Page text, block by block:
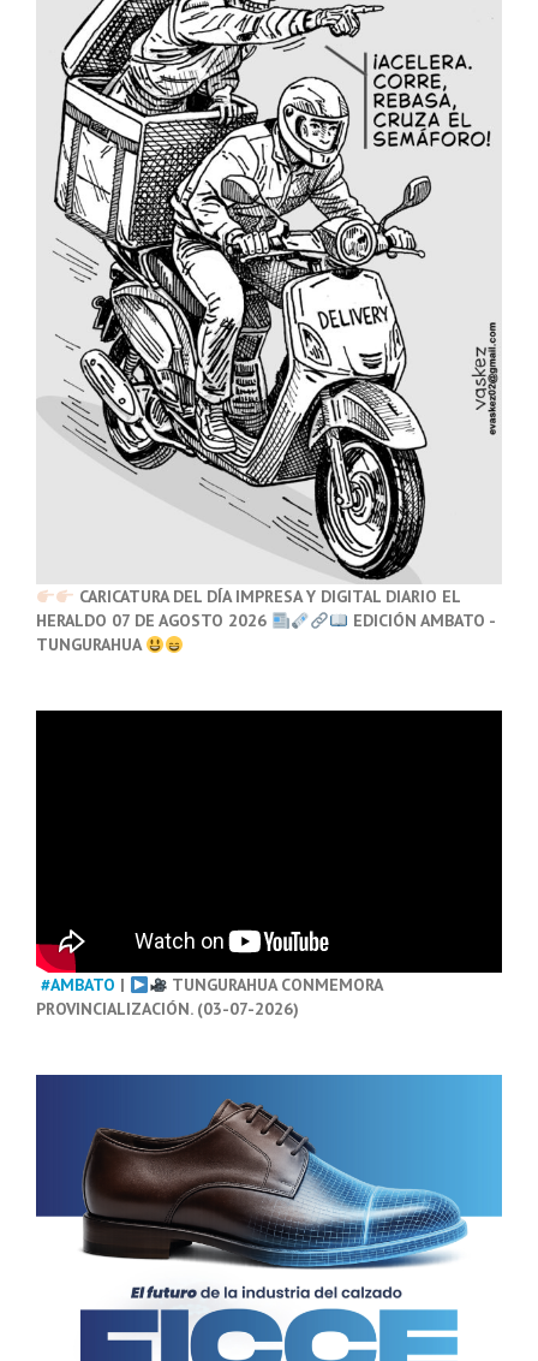
CARICATURA DEL DÍA IMPRESA Y DIGITAL DIARIO EL
HERALDO 07 DE AGOSTO 2026
EDICIÓN AMBATO -
TUNGURAHUA
#AMBATO |
TUNGURAHUA CONMEMORA
PROVINCIALIZACIÓN. (03-07-2026)